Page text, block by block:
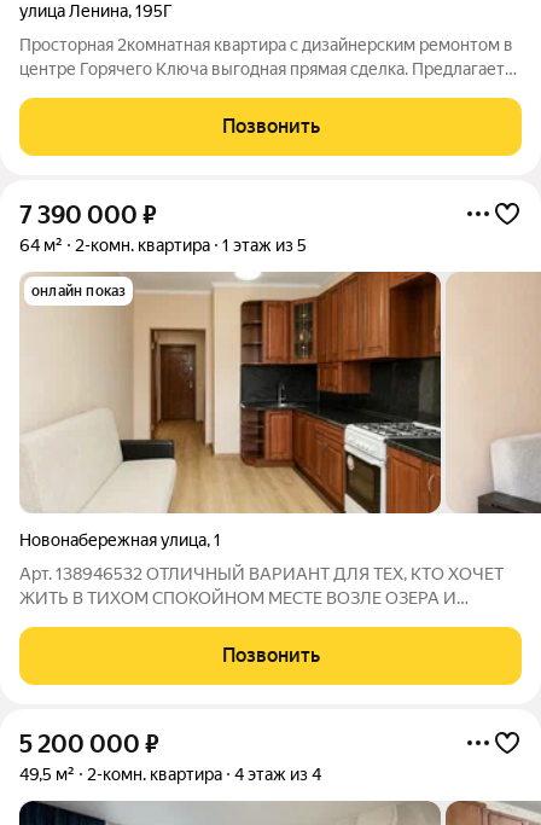
улица Ленина,195Г
Просторная 2комнатная квартира с дизайнерским ремонтом в
центре Горячего Ключа выгодная прямая сделка. Предлагается
65,7 м по адресу: г. Горячий Ключ, ул. Ленина. Цена 11 300 000
руб. Прямая
Позвонить
7 390 000 ₽
64 м² 2-комн. квартира 1 этаж из 5
онлайн показ
Новонабережная улица,1
Арт. 138946532 ОТЛИЧНЫЙ ВАРИАНТ ДЛЯ ТЕХ, КТО ХОЧЕТ
ЖИТЬ В ТИХОМ СПОКОЙНОМ МЕСТЕ ВОЗЛЕ ОЗЕРА И
комнатную квартиру улучшенной планировки в районе 2-й
школы. Рядом парк и городское озеро, в шаговой
Позвонить
5 200 000 ₽
49,5 м² 2-комн. квартира 4 этаж из 4